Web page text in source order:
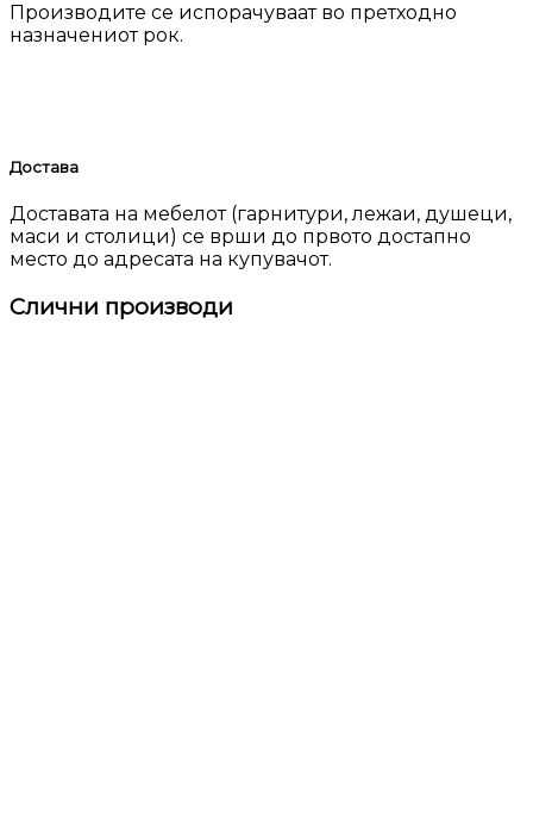
Производите се испорачуваат во претходно
назначениот рок.
Достава
Доставата на мебелот (гарнитури, лежаи, душеци,
маси и столици) се врши до првото достапно
место до адресата на купувачот.
Слични производи